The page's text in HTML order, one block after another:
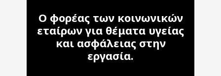
Ο φορέας των κοινωνικών
εταίρων για θέματα υγείας
και ασφάλειας στην
εργασία.